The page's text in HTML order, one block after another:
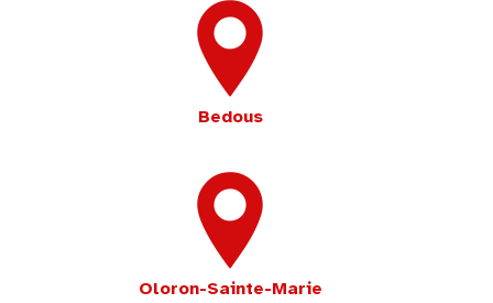
Bedous
Oloron-Sainte-Marie